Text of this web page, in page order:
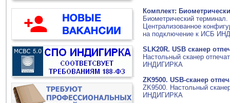
Комплект:
Биометрический
Централизованное
на подключение к ИСБ
SLK20R. USB сканер
Настольный сканер
ИНДИГИРКА
ZK9500. USB-сканер
ZK9500. Настольный
ИНДИГИРКА